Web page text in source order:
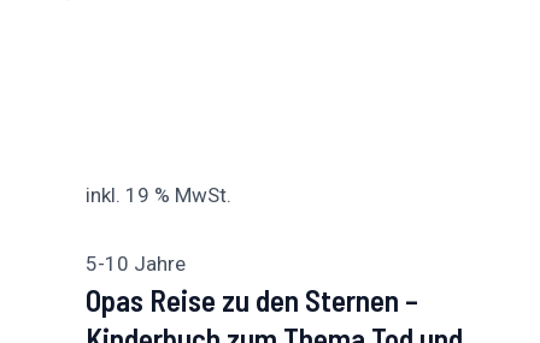
inkl. 19 % MwSt.
5-10 Jahre
Opas Reise zu den Sternen –